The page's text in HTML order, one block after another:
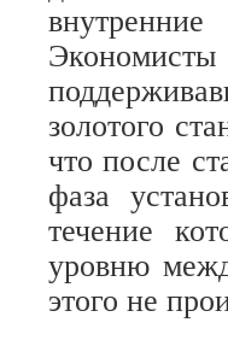
золотого
что после
фаза
течение
уровню
этого не